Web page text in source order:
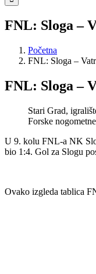
FNL: Sloga –
Početna
FNL: Sloga –
FNL: Sloga –
Stari Grad,
Forske
U 9. kolu FNL-a NK
bio 1:4. Gol za Slogu
Ovako izgleda tablica